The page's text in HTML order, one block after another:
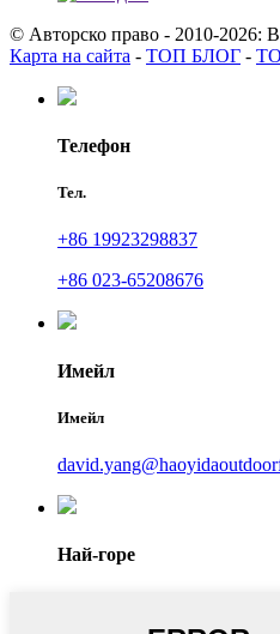
© Авторско право - 2010-2026:
Карта на сайта - ТОП БЛОГ -
Телефон
Тел.
+86 19923298837
+86 023-65208676
Имейл
Имейл
Най-горе